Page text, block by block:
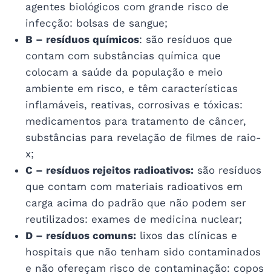
agentes biológicos com grande risco de
infecção: bolsas de sangue;
B – resíduos químicos: são resíduos que
contam com substâncias química que
colocam a saúde da população e meio
ambiente em risco, e têm características
inflamáveis, reativas, corrosivas e tóxicas:
medicamentos para tratamento de câncer,
substâncias para revelação de filmes de raio-
x;
C – resíduos rejeitos radioativos: são resíduos
que contam com materiais radioativos em
carga acima do padrão que não podem ser
reutilizados: exames de medicina nuclear;
D – resíduos comuns: lixos das clínicas e
hospitais que não tenham sido contaminados
e não ofereçam risco de contaminação: copos